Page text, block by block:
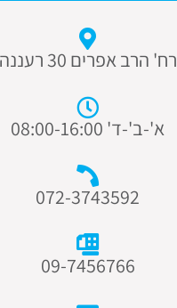
רח' הרב אפרים 30 רעננה
א'-ב'-ד' 08:00-16:00
072-3743592
09-7456766